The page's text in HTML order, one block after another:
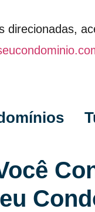
direcionadas,